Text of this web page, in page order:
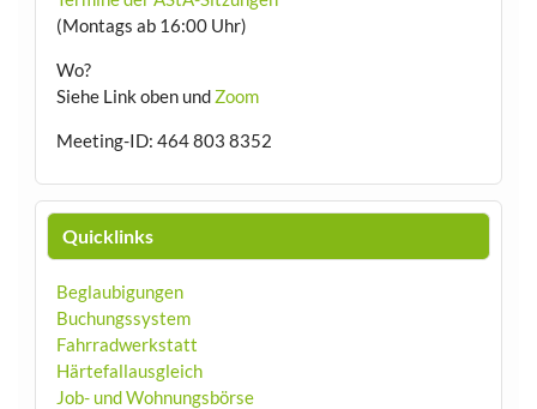
(Montags ab 16:00 Uhr)
Wo?
Siehe Link oben und Zoom
Meeting-ID: 464 803 8352
Quicklinks
Beglaubigungen
Buchungssystem
Fahrradwerkstatt
Härtefallausgleich
Job- und Wohnungsbörse